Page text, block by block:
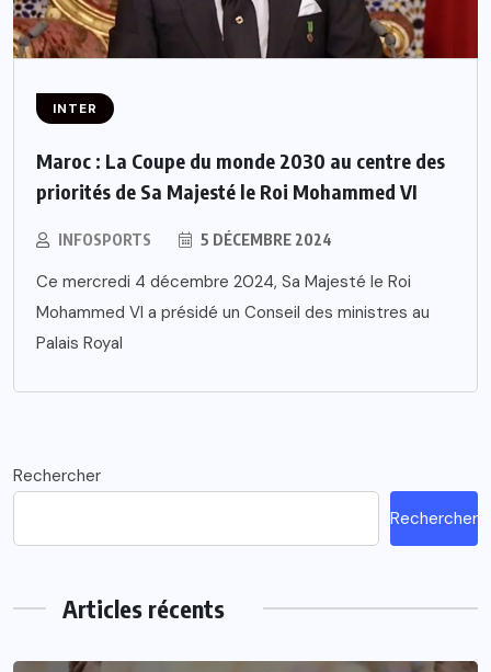
INTER
Maroc : La Coupe du monde 2030 au centre des
priorités de Sa Majesté le Roi Mohammed VI
INFOSPORTS 5 DÉCEMBRE 2024
Ce mercredi 4 décembre 2024, Sa Majesté le Roi
Mohammed VI a présidé un Conseil des ministres au
Palais Royal
Rechercher
Rechercher
Articles récents